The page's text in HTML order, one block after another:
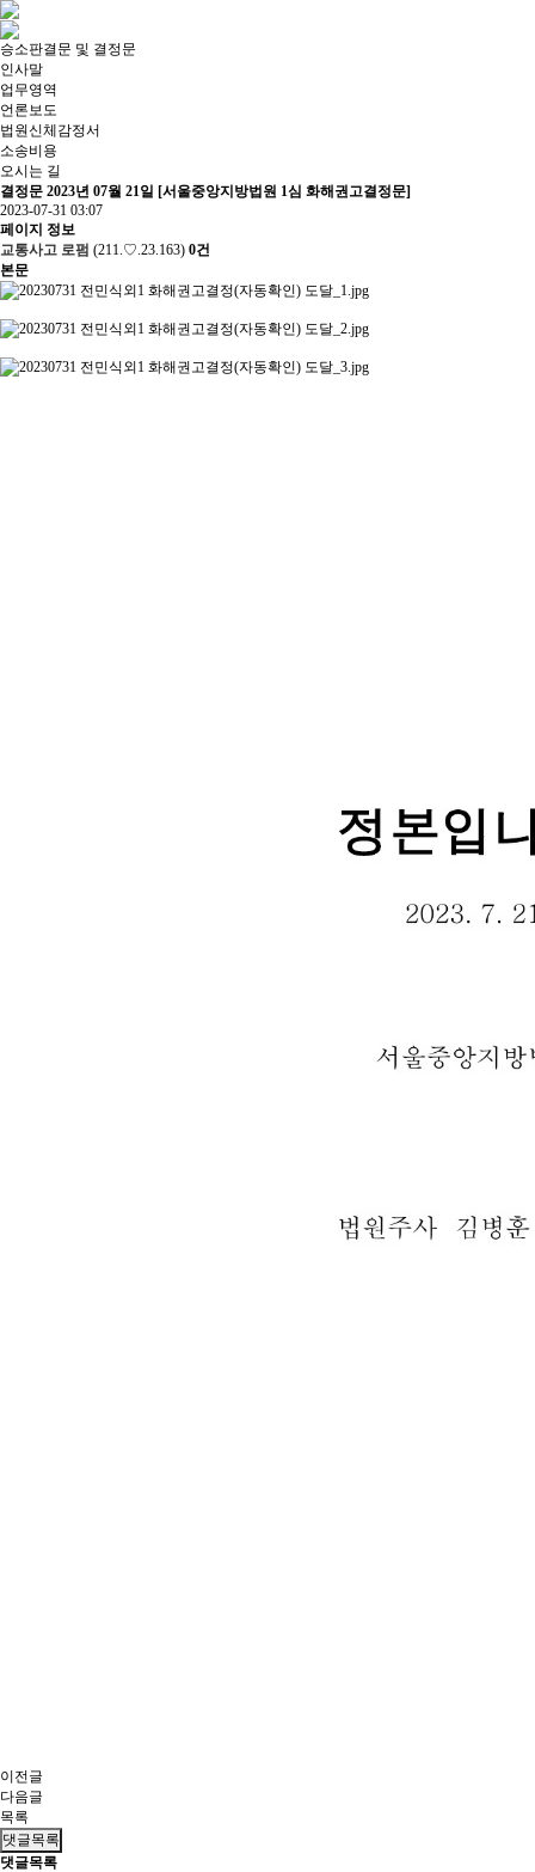
승소판결문 및 결정문
인사말
업무영역
언론보도
법원신체감정서
소송비용
오시는 길
결정문 2023년 07월 21일 [서울중앙지방법원 1심 화해권고결정문]
2023-07-31 03:07
페이지 정보
교통사고 로펌 (211.♡.23.163) 0건
본문
이전글
다음글
목록
댓글목록
댓글목록